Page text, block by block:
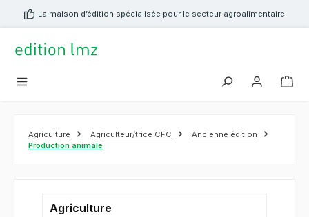
principal
La maison d’édition spécialisée pour le secteur agroalimentaire
Agriculture Agriculteur/trice CFC
Ancienne édition
Production animale
Agriculture